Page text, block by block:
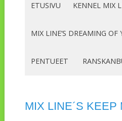
ETUSIVU KENNEL MIX
MIX LINE’S DREAMING OF
PENTUEET
MIX LINE´S KEEP